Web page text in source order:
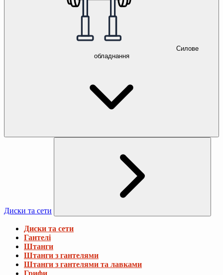
Силове
обладнання
Диски та сети
Диски та сети
Гантелі
Штанги
Штанги з гантелями
Штанги з гантелями та лавками